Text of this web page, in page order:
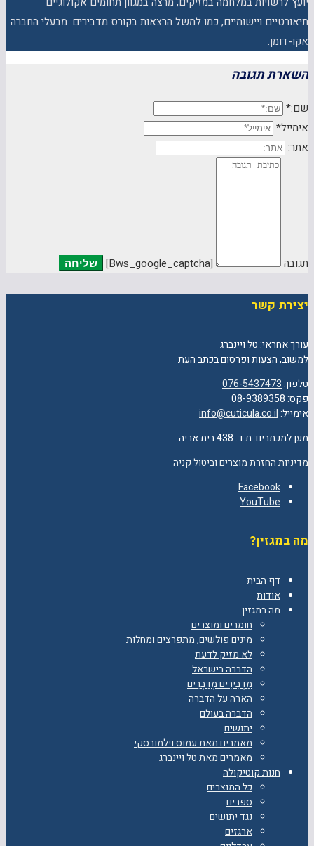
תיאורטיים ויישומיים, כמו למשל הרצאות בקורס מדבירים. מבעלי החברה
אקו-דומן.
השארת תגובה
שם:*
אימייל*
אתר:
תגובה [bws_google_captcha]
יצירת קשר
עורך אחראי: טל ויינברג
למשוב, הצעות ופרסום בכתב העת
טלפון:076-5437473
פקס: 08-9389358
אימייל:info@cuticula.co.il
מען למכתבים: ת.ד. 438 בית אריה
מדיניות החזרת מוצרים וביטול קניה
Facebook
YouTube
מה במגזין?
דף הבית
אודות
מה במגזין
חומרים ומוצרים
מינים פולשים, מתפרצים ומחלות
לא מזיק לדעת
הדברה בישראל
מַדְבִּירִים מְדַבְּרִים
הארה על הדברה
הדברה בעולם
יתושים
מאמרים מאת עמוס וילמובסקי
מאמרים מאת טל ויינברג
חנות קוטיקולה
כל המוצרים
ספרים
נגד יתושים
ארגזים